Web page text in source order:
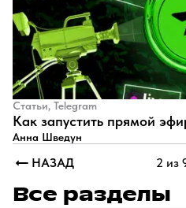
Статьи, Telegram
Как запустить прямой
Анна Шведун
НАЗАД 2 из
Все разделы